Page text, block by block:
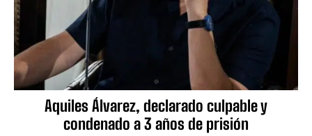
Aquiles Álvarez, declarado culpable y
condenado a 3 años de prisión